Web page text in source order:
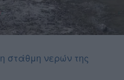
στάθμη νερών της